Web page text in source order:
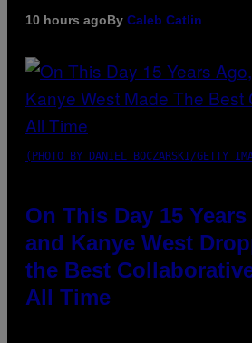
10 hours agoBy Caleb Catlin
(PHOTO BY DANIEL BOCZARSKI/GETTY
On This Day 15
and Kanye West
the Best
All Time